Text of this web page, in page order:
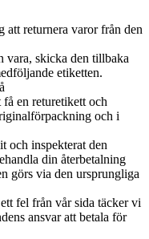
att returnera varor från den
vara, skicka den tillbaka
etiketten.
en returetikett och
och i
och inspekterat den
din återbetalning
görs via den ursprungliga
fel från vår sida täcker vi
ansvar att betala för